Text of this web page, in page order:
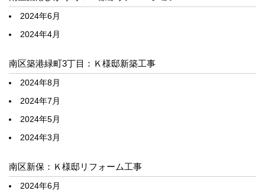
2024年6月
2024年4月
南区築港緑町3丁目：Ｋ様邸新築工事
2024年8月
2024年7月
2024年5月
2024年3月
南区新保：Ｋ様邸リフォーム工事
2024年6月